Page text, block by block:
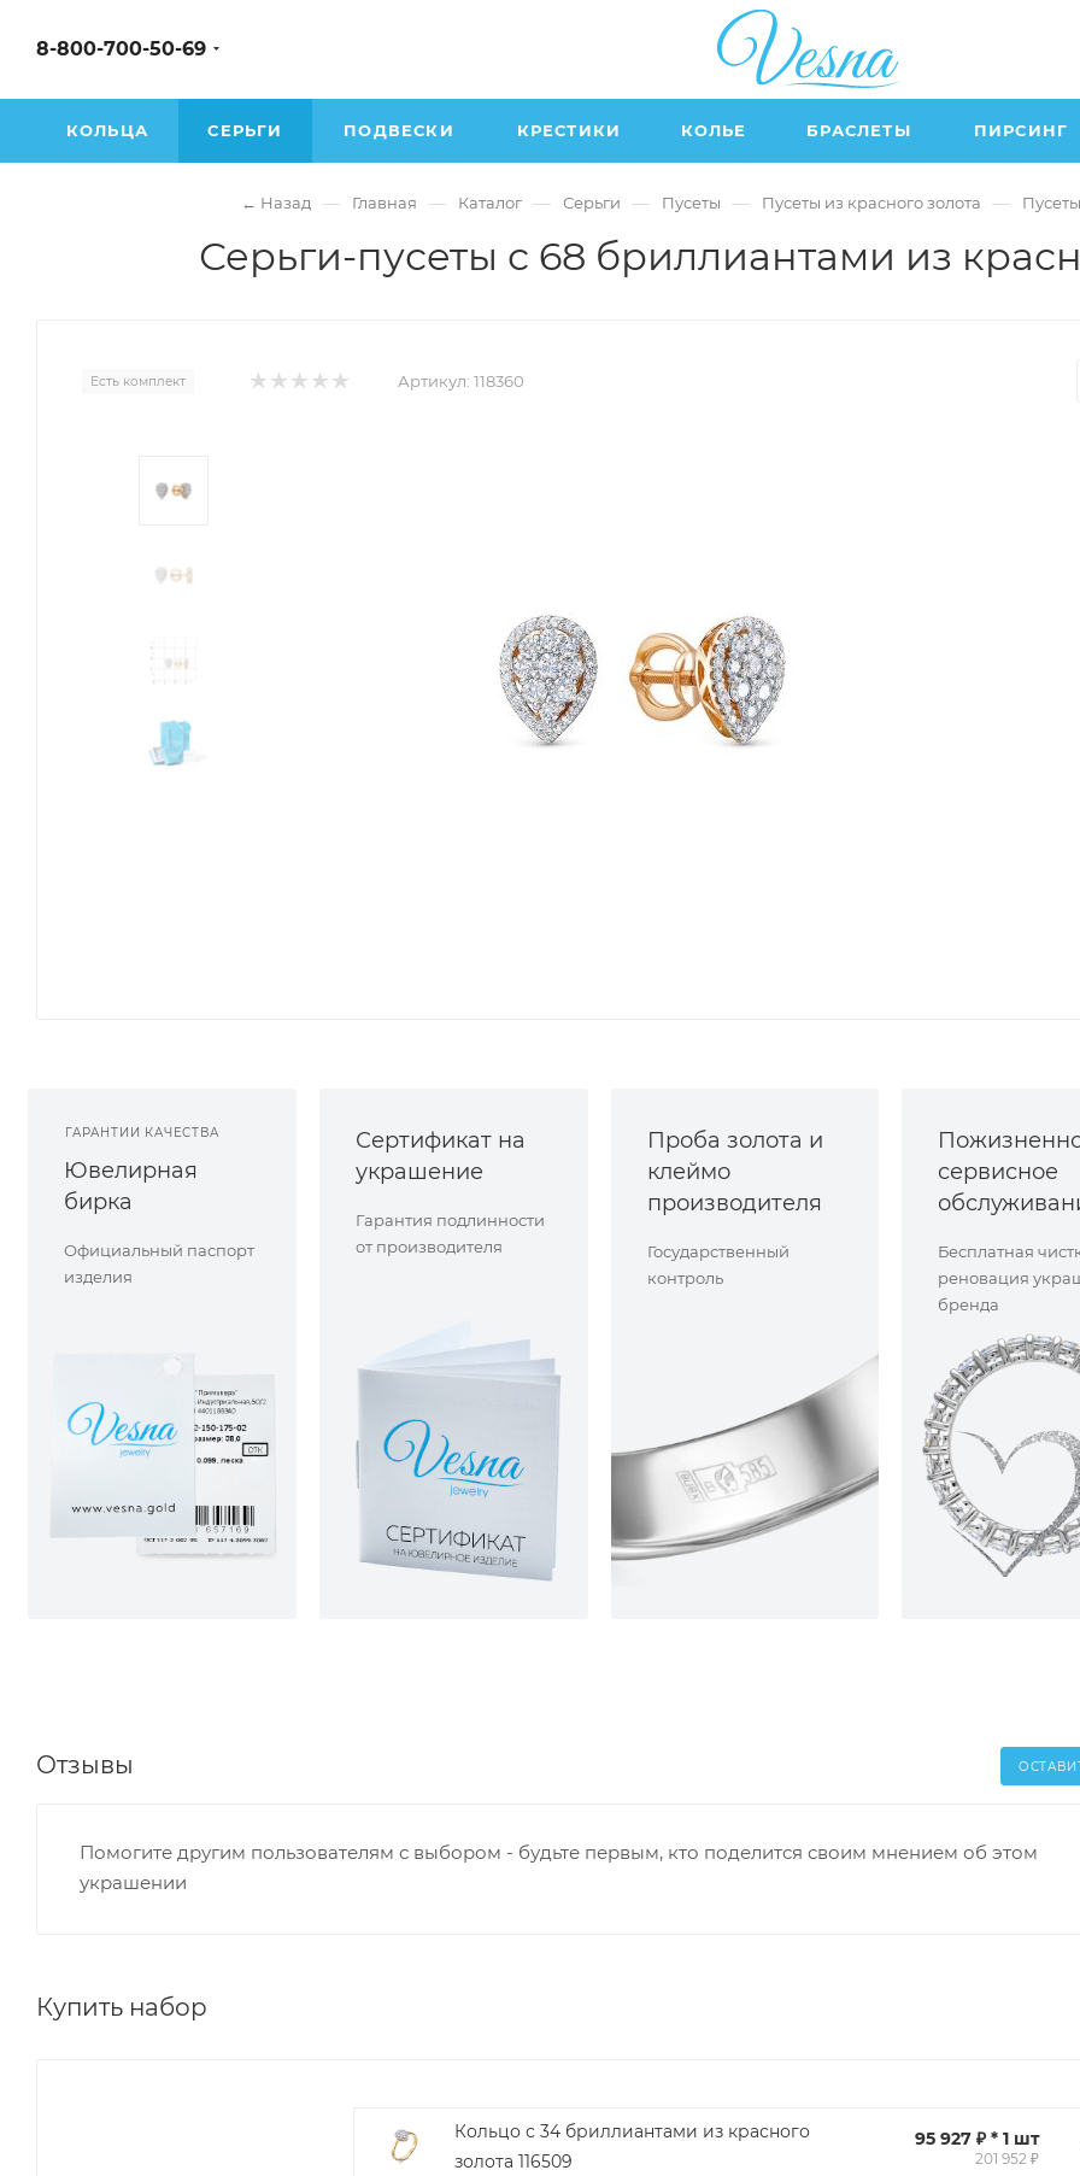
8-800-700-50-69
КОЛЬЦА СЕРЬГИ ПОДВЕСКИ КРЕСТИКИ КОЛЬЕ БРАСЛЕТЫ ПИРСИНГ
← Назад — Главная — Каталог — Серьги — Пусеты — Пусеты из красного золота —
Серьги-пусеты с 68 бриллиантами из
Есть комплект Артикул: 118360
ГАРАНТИИ КАЧЕСТВА
Ювелирная
бирка
Официальный паспорт
изделия
Сертификат на
украшение
Гарантия подлинности
от производителя
Проба золота и
клеймо
производителя
Государственный
контроль
сервисное
Бесплатная
реновация
бренда
Отзывы
Помогите другим пользователям с выбором - будьте первым, кто поделится своим мнением об этом
украшении
Купить набор
Кольцо с 34 бриллиантами из красного
золота 116509
95 927 ₽ * 1 шт
201 952 ₽